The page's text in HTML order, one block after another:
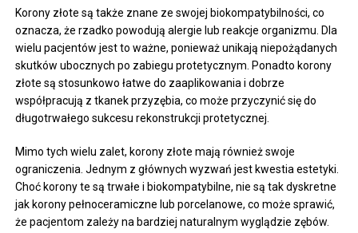
Korony złote są także znane ze swojej biokompatybilności, co
oznacza, że rzadko powodują alergie lub reakcje organizmu. Dla
wielu pacjentów jest to ważne, ponieważ unikają niepożądanych
skutków ubocznych po zabiegu protetycznym. Ponadto korony
złote są stosunkowo łatwe do zaaplikowania i dobrze
współpracują z tkanek przyzębia, co może przyczynić się do
długotrwałego sukcesu rekonstrukcji protetycznej.
Mimo tych wielu zalet, korony złote mają również swoje
ograniczenia. Jednym z głównych wyzwań jest kwestia estetyki.
Choć korony te są trwałe i biokompatybilne, nie są tak dyskretne
jak korony pełnoceramiczne lub porcelanowe, co może sprawić,
że pacjentom zależy na bardziej naturalnym wyglądzie zębów.